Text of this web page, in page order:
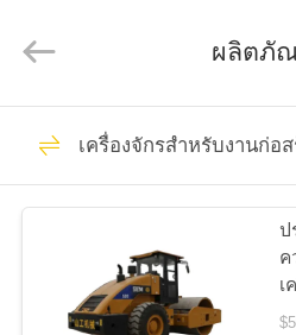
บ้าน
แสดง
Industries
CO.,LTD.
Gears ปีกน
ผลิตภั
เครื่องจักรสำหรับงานก่อ
ป
ค
เ